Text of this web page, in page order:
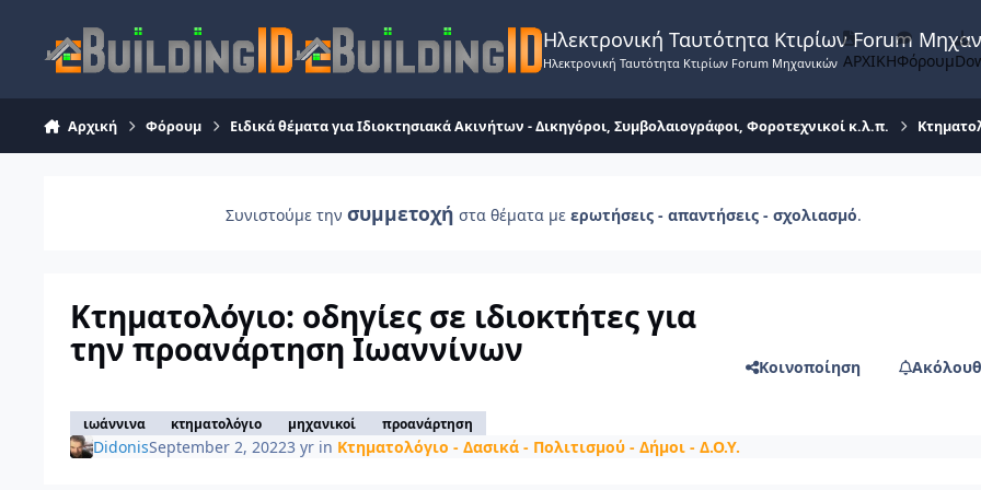
Ηλεκτρονική Ταυτότητα Κτιρίων Forum
Ηλεκτρονική Ταυτότητα Κτιρίων Forum Μηχανικών ΑΡΧΙΚΗΦόρουμ
Αρχική Φόρουμ Ειδικά θέματα για Ιδιοκτησιακά Ακινήτων - Δικηγόροι, Συμβολαιογράφοι, Φοροτεχνικοί κ.λ.π.
Συνιστούμε τηνσυμμετοχή στα θέματα με ερωτήσεις - απαντήσεις - σχολιασμό.
Κτηματολόγιο: οδηγίες σε ιδιοκτήτες για
την προανάρτηση Ιωαννίνων
ιωάννινα κτηματολόγιο μηχανικοί προανάρτηση
Κοινοποίηση
DidonisSeptember 2, 20223 yrin Κτηματολόγιο - Δασικά - Πολιτισμού - Δήμοι - Δ.Ο.Υ.